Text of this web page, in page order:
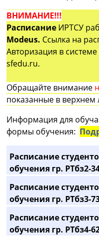
ВНИМАНИЕ!!!
Расписание ИРТСУ
Modeus. Ссылка на
Авторизация в
sfedu.ru.
Обращайте внимание
показанные в верхнем
Информация для
формы обучения:
Расписание
обучения гр. РТбз2-
Расписание
обучения гр. РТбз3-
Расписание
обучения гр. РТбз4-